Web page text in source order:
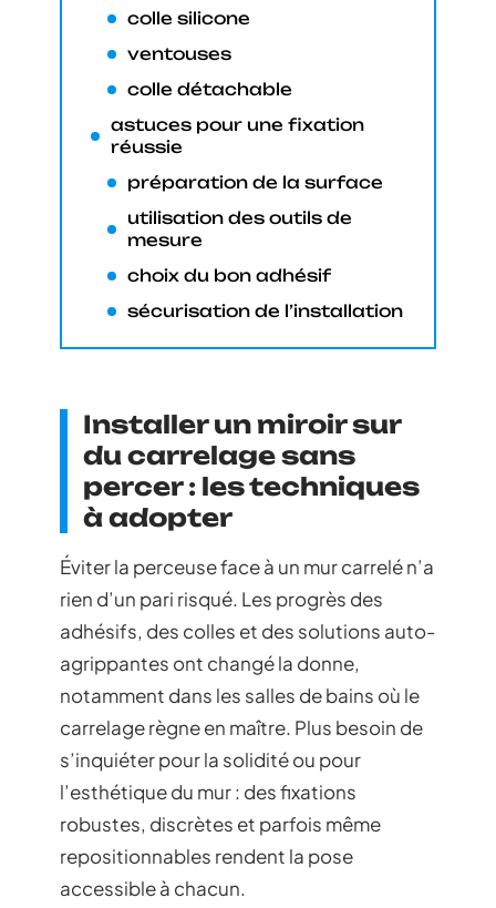
colle silicone
ventouses
colle détachable
astuces pour une fixation
réussie
préparation de la surface
utilisation des outils de
mesure
choix du bon adhésif
sécurisation de l’installation
Installer un miroir sur
du carrelage sans
percer : les techniques
à adopter
Éviter la perceuse face à un mur carrelé n’a
rien d’un pari risqué. Les progrès des
adhésifs, des colles et des solutions auto-
agrippantes ont changé la donne,
notamment dans les salles de bains où le
carrelage règne en maître. Plus besoin de
s’inquiéter pour la solidité ou pour
l’esthétique du mur : des fixations
robustes, discrètes et parfois même
repositionnables rendent la pose
accessible à chacun.